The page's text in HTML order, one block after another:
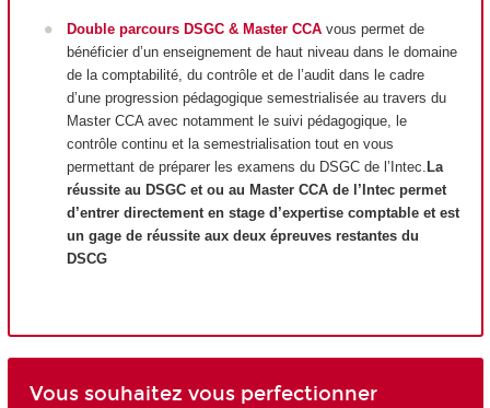
Double parcours DSGC & Master CCA vous permet de
bénéficier d’un enseignement de haut niveau dans le domaine
de la comptabilité, du contrôle et de l’audit dans le cadre
d’une progression pédagogique semestrialisée au travers du
Master CCA avec notamment le suivi pédagogique, le
contrôle continu et la semestrialisation tout en vous
permettant de préparer les examens du DSGC de l’Intec. La
réussite au DSGC et ou au Master CCA de l’Intec permet
d’entrer directement en stage d’expertise comptable et est
un gage de réussite aux deux épreuves restantes du
DSCG
Vous souhaitez vous perfectionner